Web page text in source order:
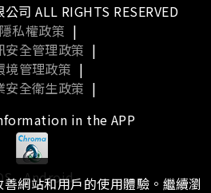
司 ALL RIGHTS RESERVED
隱私權政策 |
安全管理政策 |
境管理政策 |
安全衛生政策 |
in the APP
Android
網站和用戶的使用體驗。繼續瀏